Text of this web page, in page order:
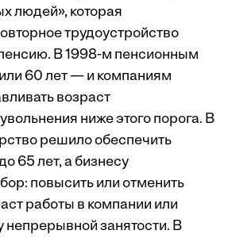
людей», которая
трудоустройство
В 1998-м пенсионным
60 лет — и компаниям
возраст
ниже этого порога. В
решило обеспечить
65 лет, а бизнесу
повысить или отменить
работы в компании или
непрерывной занятости. В